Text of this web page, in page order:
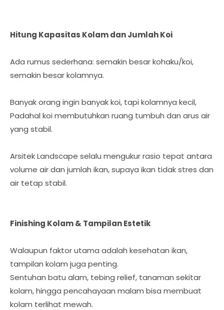
Hitung Kapasitas Kolam dan Jumlah Koi
Ada rumus sederhana: semakin besar kohaku/koi,
semakin besar kolamnya.
Banyak orang ingin banyak koi, tapi kolamnya kecil,
Padahal koi membutuhkan ruang tumbuh dan arus air
yang stabil.
Arsitek Landscape selalu mengukur rasio tepat antara
volume air dan jumlah ikan, supaya ikan tidak stres dan
air tetap stabil.
Finishing Kolam & Tampilan Estetik
Walaupun faktor utama adalah kesehatan ikan,
tampilan kolam juga penting.
Sentuhan batu alam, tebing relief, tanaman sekitar
kolam, hingga pencahayaan malam bisa membuat
kolam terlihat mewah.